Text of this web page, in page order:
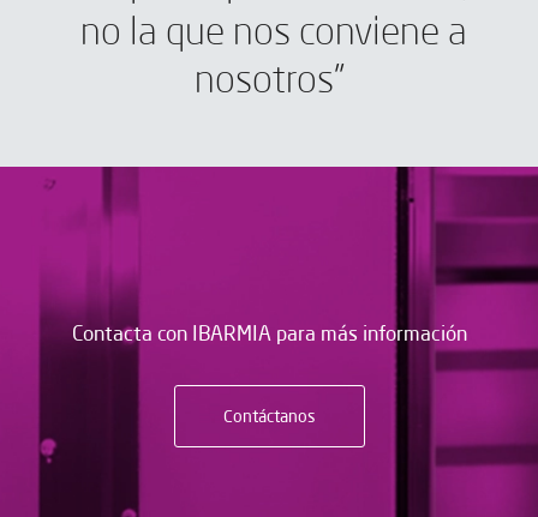
no la que nos conviene a
nosotros”
Contacta con IBARMIA para más información
Contáctanos